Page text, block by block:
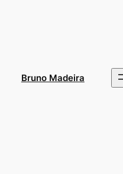
Bruno Madeira